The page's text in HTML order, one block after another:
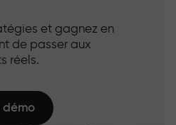
et gagnez en
de passer aux
réels.
démo